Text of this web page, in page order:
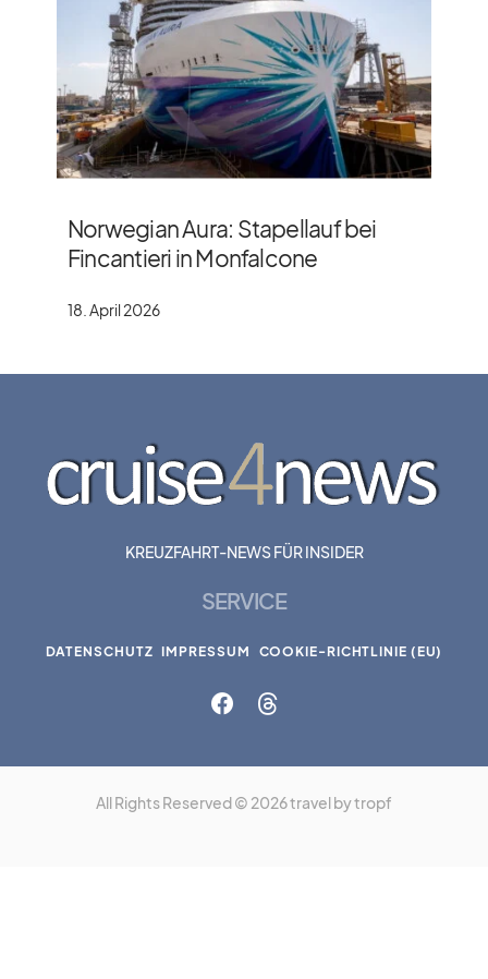
Norwegian Aura: Stapellauf bei
Fincantieri in Monfalcone
18. April 2026
KREUZFAHRT-NEWS FÜR INSIDER
SERVICE
DATENSCHUTZ IMPRESSUM COOKIE-RICHTLINIE (EU)
All Rights Reserved © 2026 travel by tropf